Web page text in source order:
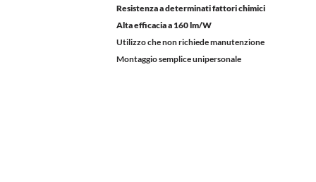
Resistenza a determinati fattori chimici
Alta efficacia a 160 lm/W
Utilizzo che non richiede manutenzione
Montaggio semplice unipersonale